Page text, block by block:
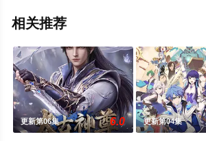
相关推荐
更新第06集 6.0 更新第04集